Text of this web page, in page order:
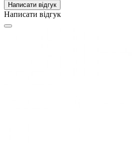
Написати відгук
Написати відгук